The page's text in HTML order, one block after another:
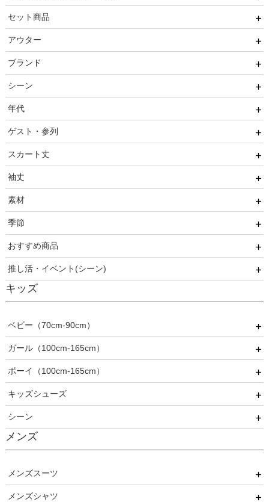
その他
ブレスレット
推しに会う日はこれ♡
高級レストランにぴったり！洗練された夜の装い
初めての結婚式参列はこれで間違いない！
ご親族・マザードレス風
同窓会に着ていきたい憧れドレスはこれ♡
ワンランク上を叶える謝恩会ドレス
好印象セレモニーコーデ 初めての卒園式もこれ一着で安心
♡
セット商品
8点セット(ドレス＋小物7点)
6点セット(ドレス＋小物5点)
4点セット（ドレス＋小物3点）
アウター
ファー
ジャケット
コート
ブランド
AIMER
CELFORD
FRAY I.D
SNIDEL
kaene
Phase Eight
REWAKES
シーン
結婚式・パーティ
成人式・同窓会
入卒・セレモニー
食事・挨拶
仏事
面接・入学式
年代
20代
30代
40代
50代
60代以上
ゲスト・参列
友人
親族
いとこ
職場
スカート丈
ミニ・ショート・膝上
膝丈
ミモレ丈・ひざ下
ロング
袖丈
袖あり
ノースリーブ
半袖
5分丈・7分丈
長袖
素材
レース・チュール
刺繍
ビジュー・スパンコール
フリル
ベロア
季節
春
夏
秋
オールシーズン
おすすめ商品
おすすめ商品
推し活・イベント(シーン)
推し活・イベント
キッズ
ベビー（70cm-90cm）
ドレス
スーツ
カジュアル
ガール（100cm-165cm）
フォーマル
ドレス
ボーイ（100cm-165cm）
スーツ
その他衣装
キッズシューズ
ローファー
キッズパンプス
シーン
結婚式
入学式
メンズ
メンズスーツ
パーティー
メンズシャツ